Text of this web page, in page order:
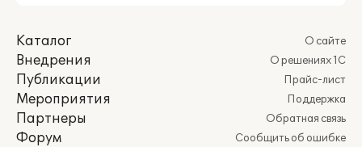
Каталог
Внедрения
Публикации
Мероприятия
Партнеры
Форум
О сайте
О решениях 1С
Прайс-лист
Поддержка
Обратная связь
Сообщить об ошибке